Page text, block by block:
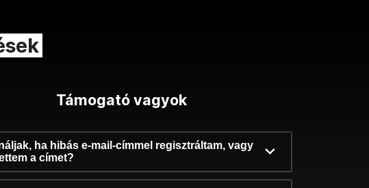
Támogató vagyok
ha hibás e-mail-címmel regisztráltam, vagy
a címet?